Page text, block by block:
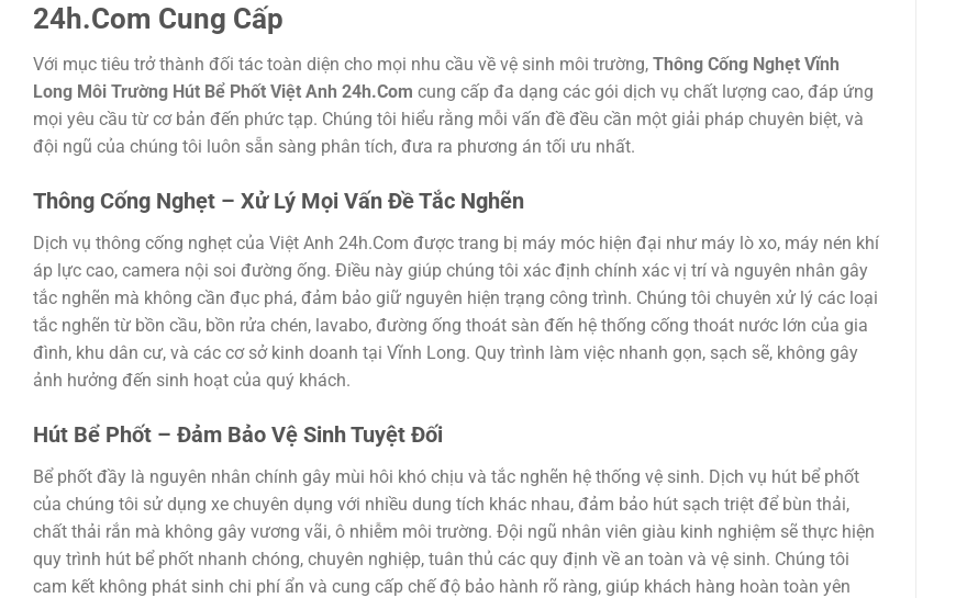
24h.Com Cung Cấp
Với mục tiêu trở thành đối tác toàn diện cho mọi nhu cầu về vệ sinh môi trường, Thông Cống Nghẹt Vĩnh
Long Môi Trường Hút Bể Phốt Việt Anh 24h.Com cung cấp đa dạng các gói dịch vụ chất lượng cao, đáp ứng
mọi yêu cầu từ cơ bản đến phức tạp. Chúng tôi hiểu rằng mỗi vấn đề đều cần một giải pháp chuyên biệt, và
đội ngũ của chúng tôi luôn sẵn sàng phân tích, đưa ra phương án tối ưu nhất.
Thông Cống Nghẹt – Xử Lý Mọi Vấn Đề Tắc Nghẽn
Dịch vụ thông cống nghẹt của Việt Anh 24h.Com được trang bị máy móc hiện đại như máy lò xo, máy nén khí
áp lực cao, camera nội soi đường ống. Điều này giúp chúng tôi xác định chính xác vị trí và nguyên nhân gây
tắc nghẽn mà không cần đục phá, đảm bảo giữ nguyên hiện trạng công trình. Chúng tôi chuyên xử lý các loại
tắc nghẽn từ bồn cầu, bồn rửa chén, lavabo, đường ống thoát sàn đến hệ thống cống thoát nước lớn của gia
đình, khu dân cư, và các cơ sở kinh doanh tại Vĩnh Long. Quy trình làm việc nhanh gọn, sạch sẽ, không gây
ảnh hưởng đến sinh hoạt của quý khách.
Hút Bể Phốt – Đảm Bảo Vệ Sinh Tuyệt Đối
Bể phốt đầy là nguyên nhân chính gây mùi hôi khó chịu và tắc nghẽn hệ thống vệ sinh. Dịch vụ hút bể phốt
của chúng tôi sử dụng xe chuyên dụng với nhiều dung tích khác nhau, đảm bảo hút sạch triệt để bùn thải,
chất thải rắn mà không gây vương vãi, ô nhiễm môi trường. Đội ngũ nhân viên giàu kinh nghiệm sẽ thực hiện
quy trình hút bể phốt nhanh chóng, chuyên nghiệp, tuân thủ các quy định về an toàn và vệ sinh. Chúng tôi
cam kết không phát sinh chi phí ẩn và cung cấp chế độ bảo hành rõ ràng, giúp khách hàng hoàn toàn yên